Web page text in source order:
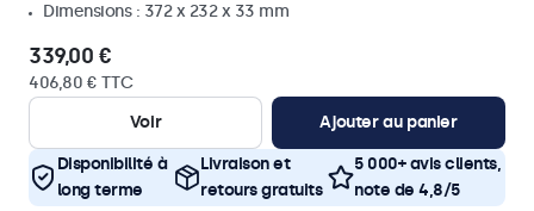
Dimensions : 372 x 232 x 33 mm
339,00 €
406,80 € TTC
Voir
Ajouter au panier
Disponibilité à
long terme
Livraison et
retours gratuits
5 000+ avis clients,
note de 4,8/5